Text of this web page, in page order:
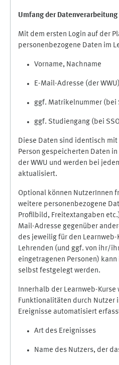
Umfang der Datenverarbeitung
Mit dem ersten Login auf der
personenbezogene Daten im
Vorname, Nachname
E-Mail-Adresse (der WWU)
ggf. Matrikelnummer (bei
ggf. Studiengang (bei
Diese Daten sind identisch
Person gespeicherten Daten
der WWU und werden bei
aktualisiert.
Optional können NutzerInnen
weitere personenbezogene
Profilbild, Freitextangaben
Mail-Adresse gegenüber
des jeweilig für den
Lehrenden (und ggf. von ihr/
eingetragenen Personen)
selbst festgelegt werden.
Innerhalb der Learnweb-Kurse
Funktionalitäten durch Nutzer
Ereignisse automatisiert
Art des Ereignisses
Name des Nutzers, der